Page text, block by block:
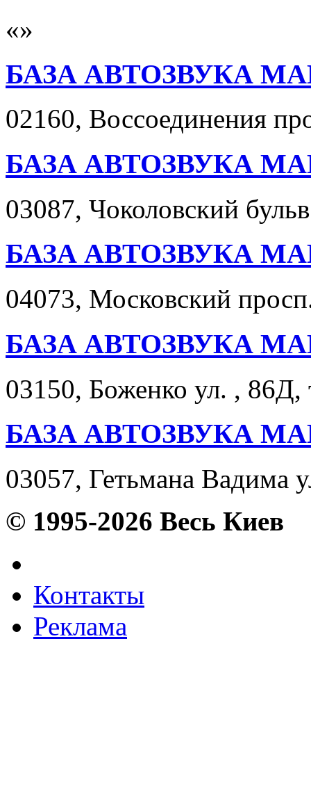
БАЗА АВТОЗВУКА
02160, Воссоединения
БАЗА АВТОЗВУКА
03087, Чоколовский
БАЗА АВТОЗВУКА
04073, Московский
БАЗА АВТОЗВУКА
03150, Боженко ул. , 86Д,
БАЗА АВТОЗВУКА
03057, Гетьмана Вадима
© 1995-2026 Весь Киев
Контакты
Реклама